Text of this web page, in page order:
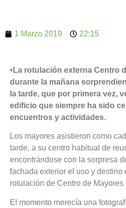
1 Marzo 2019 22:15
•La rotulación externa Centro
durante la mañana
la tarde, que por primera vez,
edificio que siempre ha sido
encuentros y actividades.
Los mayores asistieron como
tarde, a su centro habitual de
encontrándose con la sorpresa
fachada exterior el uso y destino
rotulación de Centro de Mayores
El momento merecía una